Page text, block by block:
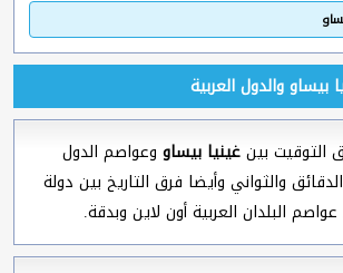
والدول العربية
التوقيت بينغينيا بيساو وعواصم الدول
والثواني وأيضا فرق التاريخ بين دولة
البلدان العربية أون لاين وبدقة.